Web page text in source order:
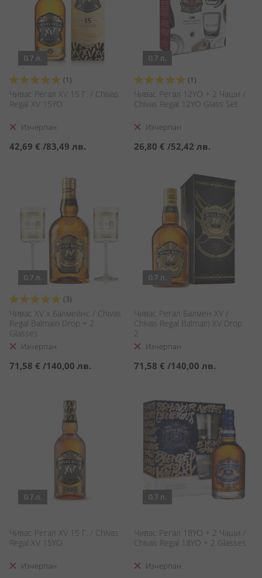
0.7 л.
Оценка:
100%
(1)
Чивас Регал XV 15 Г. / Chivas
Regal XV 15YO
Изчерпан
42,69 € /83,49 лв.
0.7 л.
Оценка:
100%
(1)
Чивас Регал 12YO + 2 Чаши /
Chivas Regal 12YO Glass Set
Изчерпан
26,80 € /52,42 лв.
0.7 л.
Оценка:
100%
(3)
Чивас XV x Балмейнс / Chivas
Regal Balmain Drop + 2
Glasses
Изчерпан
71,58 € /140,00 лв.
0.7 л.
Чивас Регал Балмен XV /
Chivas Regal Balmain XV Drop
2
Изчерпан
71,58 € /140,00 лв.
0.7 л.
Чивас Регал XV 15 Г. / Chivas
Regal XV 15YO
Изчерпан
0.7 л.
Чивас Регал 18YO + 2 Чаши /
Chivas Regal 18YO + 2 Glasses
Изчерпан